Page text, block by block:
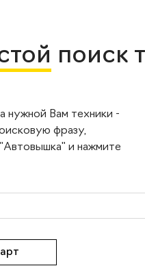
поиск
нужной Вам техники -
фразу,
и нажмите